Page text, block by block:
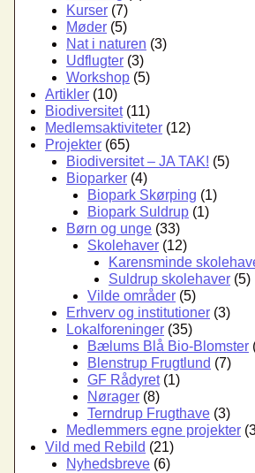
Kurser (7)
Møder (5)
Nat i naturen (3)
Udflugter (3)
Workshop (5)
Artikler (10)
Biodiversitet(11)
Medlemsaktiviteter (12)
Projekter (65)
Biodiversitet – JA TAK! (5)
Bioparker (4)
Biopark Skørping (1)
Biopark Suldrup (1)
Børn og unge (33)
Skolehaver (12)
Karensminde
Suldrup skolehaver (5)
Vilde områder (5)
Erhverv og institutioner (3)
Lokalforeninger (35)
Bælums Blå Bio-Blomster
Blenstrup Frugtlund (7)
GF Rådyret(1)
Nørager (8)
Terndrup Frugthave (3)
Medlemmers egne projekter
Vild med Rebild (21)
Nyhedsbreve (6)